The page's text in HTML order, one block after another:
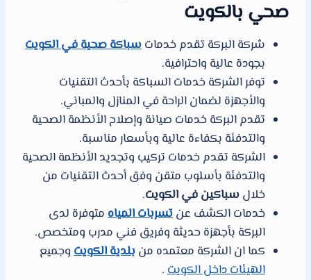
صحي بالكويت
شركة البركة تقدم خدماتسباكة صحية في الكويت
بجودة عالية واحترافية.
توفر الشركة خدمات السباكة بأحدث التقنيات
والأجهزة لضمان الراحة في المنازل والمباني.
تقدم البركة خدمات صيانة وإصلاح الأنظمة الصحية
والتدفئة بكفاءة عالية وبأسعار مناسبة.
الشركة تقدم خدمات تركيب وتجديد الأنظمة الصحية
والتدفئة بأسلوب متقن وفق أحدث التقنيات من
خلالسباكين في الكويت.
خدمات الكشف عنتسربات المياهمتوفرة لدى
البركة بأجهزة حديثة وفريق فني مدرب ومتخصص.
كما ان الشركة معتمده منبلدية الكويتوجميع
الهيئات داخل الكويت.